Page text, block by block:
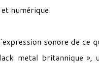
numérique.
sonore de ce
metal britannique »,